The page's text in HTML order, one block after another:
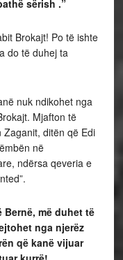
sërish .”
Brokajt! Po të ishte
do të duhej ta
nuk ndikohet nga
Mjafton të
Zaganit, ditën që Edi
në
ndërsa qeveria e
Bernë, më duhet të
nga njerëz
që kanë vijuar